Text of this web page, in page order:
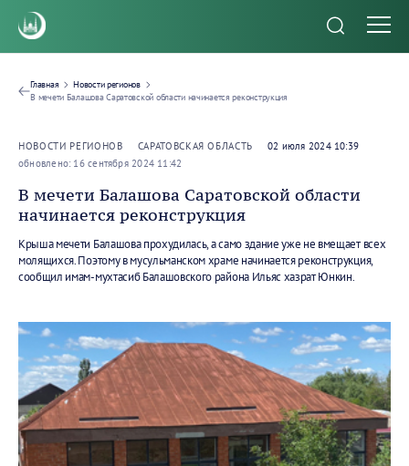
Главная
Новости регионов
В мечети Балашова Саратовской области начинается реконструкция
НОВОСТИ РЕГИОНОВ САРАТОВСКАЯ ОБЛАСТЬ
02 июля 2024 10:39
обновлено: 16 сентября 2024 11:42
В мечети Балашова Саратовской области
начинается реконструкция
Крыша мечети Балашова прохудилась, а само здание уже не вмещает всех
молящихся. Поэтому в мусульманском храме начинается реконструкция,
сообщил имам-мухтасиб Балашовского района Ильяс хазрат Юнкин.